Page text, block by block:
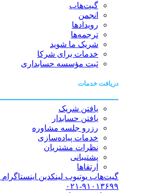
گیت‌هاب
انجمن
رویدادها
ترجمه‌ها
شریک ما شوید
خدمات برای شرکا
ثبت مؤسسه حسابداری
دریافت خدمات
یافتن شریک
یافتن حسابدار
رزرو جلسه مشاوره
خدمات پیاده‌سازی
نظرات مشتریان
پشتیبانی
ارتقاها
گیت‌هاب یوتیوب لینکدین اینستاگرام
۰۲۱-۹۱۰۱۳۶۹۹